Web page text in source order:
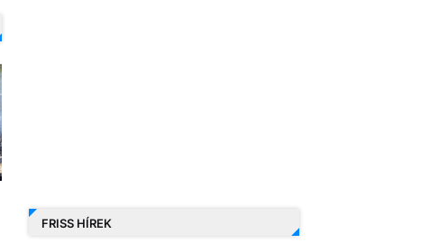
FRISS HÍREK